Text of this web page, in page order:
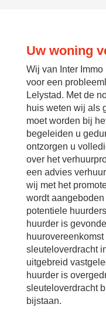
Uw woning
Wij van Inter
voor een
Lelystad. Met de
huis weten wij als
moet worden bij
begeleiden u
ontzorgen u
over het
een advies
wij met het
wordt
potentiele
huurder is
sleuteloverdracht
uitgebreid
huurder is
sleuteloverdracht
bijstaan.